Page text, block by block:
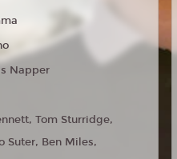
Napper
Tom Sturridge,
Suter, Ben Miles,